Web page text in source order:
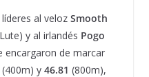
al veloz Smooth
y al irlandés Pogo
encargaron de marcar
y 46.81 (800m),